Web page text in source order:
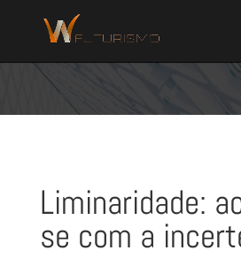
Liminaridade:
se com a